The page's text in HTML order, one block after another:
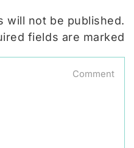
will not be published.
fields are marked